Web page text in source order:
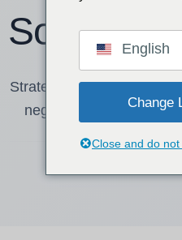
Sourcing
Strategie zaopatrzenia
negocjacje MOQ i
English
Change
Close and do